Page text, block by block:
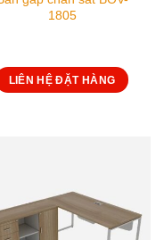
1805
LIÊN HỆ ĐẶT HÀNG